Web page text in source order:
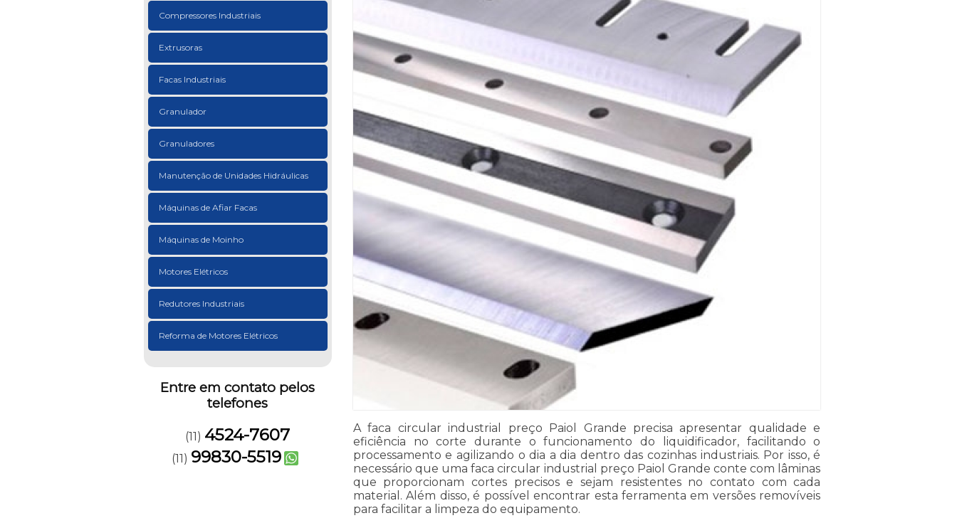
Compressores Industriais
Extrusoras
Facas Industriais
Granulador
Granuladores
Manutenção de Unidades Hidráulicas
Máquinas de Afiar Facas
Máquinas de Moinho
Motores Elétricos
Redutores Industriais
Reforma de Motores Elétricos
Entre em contato pelos
telefones
(11) 4524-7607
(11) 99830-5519
A faca circular industrial preço Paiol Grande precisa apresentar qualidade e
eficiência no corte durante o funcionamento do liquidificador, facilitando o
processamento e agilizando o dia a dia dentro das cozinhas industriais. Por isso, é
necessário que uma faca circular industrial preço Paiol Grande conte com lâminas
que proporcionam cortes precisos e sejam resistentes no contato com cada
material. Além disso, é possível encontrar esta ferramenta em versões removíveis
para facilitar a limpeza do equipamento.